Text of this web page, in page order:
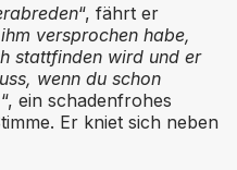
“, fährt er
versprochen habe,
stattfinden wird und er
wenn du schon
“, ein schadenfrohes
Er kniet sich neben